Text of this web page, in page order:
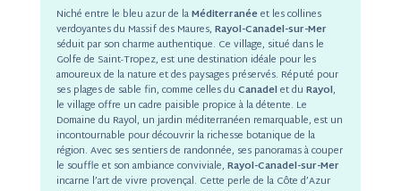
Niché entre le bleu azur de laMéditerranéeet les collines
verdoyantes du Massif des Maures, Rayol-Canadel-sur-Mer
séduit par son charme authentique. Ce village, situé dans le
Golfe de Saint-Tropez, est une destination idéale pour les
amoureux de la nature et des paysages préservés. Réputé pour
ses plages de sable fin, comme celles du Canadel et du Rayol,
le village offre un cadre paisible propice à la détente. Le
Domaine du Rayol, un jardin méditerranéen remarquable, est un
incontournable pour découvrir la richesse botanique de la
région. Avec ses sentiers de randonnée, ses panoramas à couper
le souffle et son ambiance conviviale, Rayol-Canadel-sur-Mer
incarne l’art de vivre provençal. Cette perle de la Côte d’Azur